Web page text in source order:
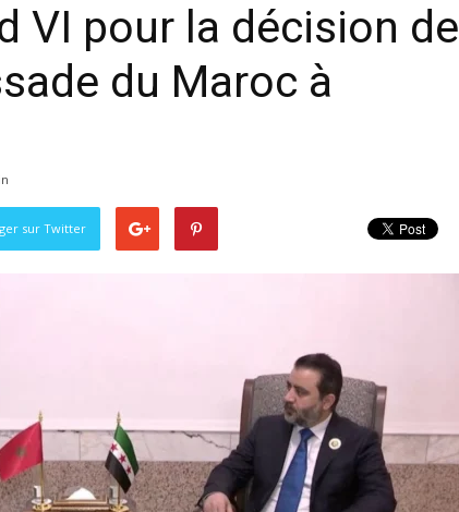
VI pour la décision de
du Maroc à
sur Twitter